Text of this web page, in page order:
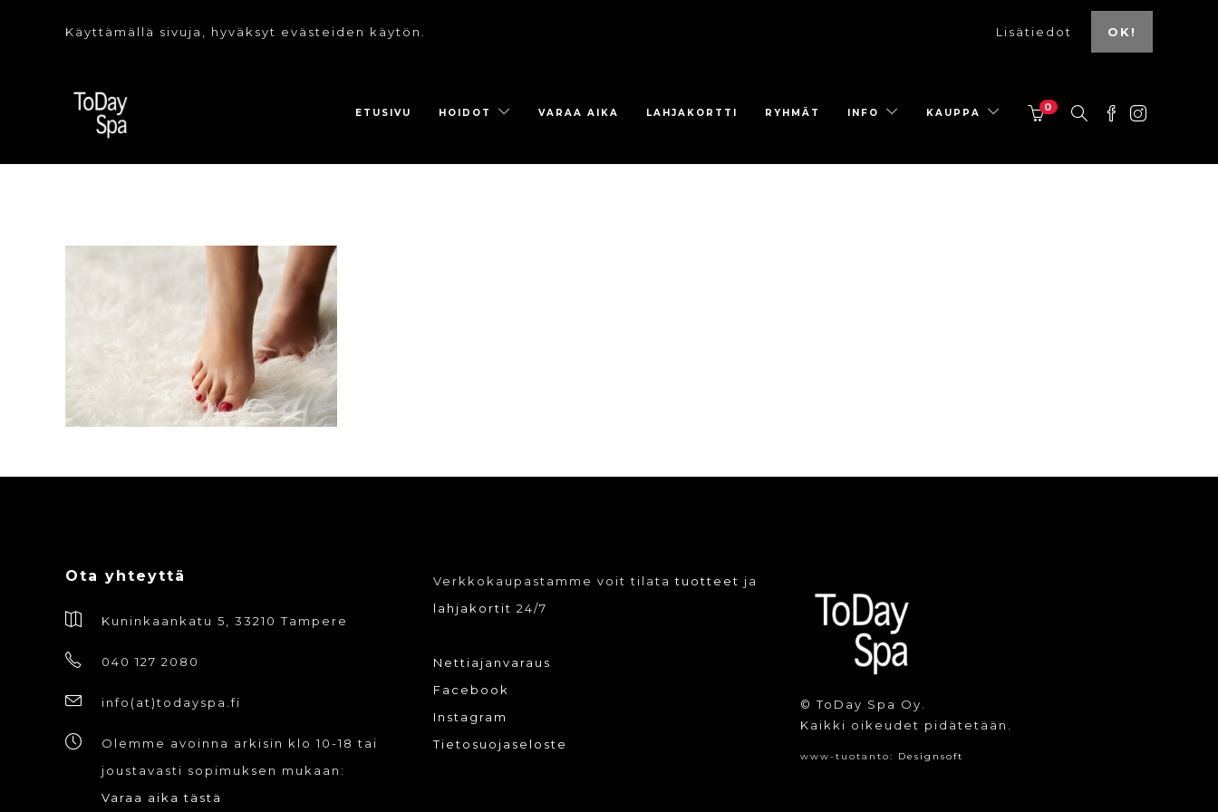
Käyttämällä sivuja, hyväksyt evästeiden käytön. Lisätiedot OK!
ETUSIVU HOIDOT VARAA AIKA LAHJAKORTTI RYHMÄT INFO KAUPPA 0
Ota yhteyttä
Kuninkaankatu 5, 33210 Tampere
040 127 2080
info(at)todayspa.fi
Olemme avoinna arkisin klo 10-18 tai
joustavasti sopimuksen mukaan:
Varaa aika tästä
Verkkokaupastamme voit tilatatuotteet ja
lahjakortit 24/7
Nettiajanvaraus
Facebook
Instagram
Tietosuojaseloste
© ToDay Spa Oy.
Kaikki oikeudet pidätetään.
www-tuotanto: Designsoft